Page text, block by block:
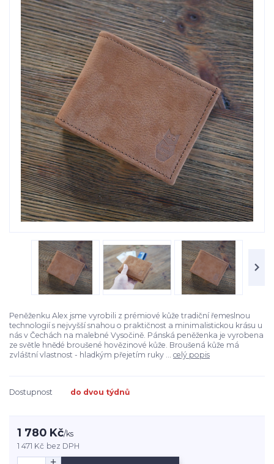
Peněženku Alex jsme vyrobili z prémiové kůže tradiční řemeslnou
technologií s nejvyšší snahou o praktičnost a minimalistickou krásu u
nás v Čechách na malebné Vysočině. Pánská peněženka je vyrobena
ze světle hnědé broušené hovězinové kůže. Broušená kůže má
zvláštní vlastnost - hladkým přejetím ruky ... celý popis
Dostupnost do dvou týdnů
1 780 Kč/ks
1 471 Kč bez DPH